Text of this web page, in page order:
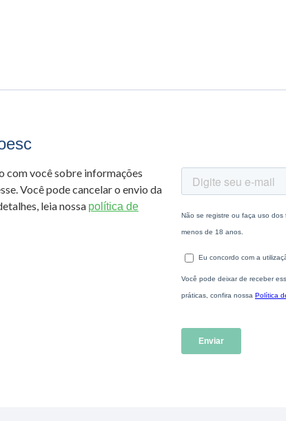
com você sobre informações
Você pode cancelar o envio da
leia nossa política de